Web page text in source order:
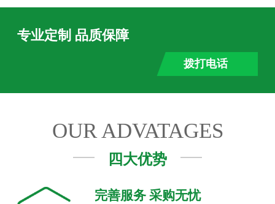
专业定制 品质保障
拨打电话
OUR ADVATAGES
四大优势
完善服务 采购无忧